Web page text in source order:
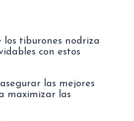
tiburones nodriza
con estos
las mejores
maximizar las